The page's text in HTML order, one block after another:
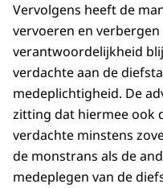
Vervolgens heeft de
vervoeren en
verantwoordelijkheid
verdachte aan de
medeplichtigheid. De
zitting dat hiermee ook
verdachte minstens
de monstrans als de
medeplegen van de